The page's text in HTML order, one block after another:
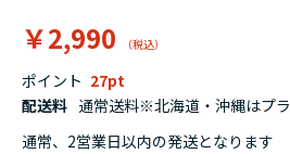
￥2,990
ポイント 27
配送料 通常送料※北海道・沖縄はプ
通常、2営業日以内の発送となります